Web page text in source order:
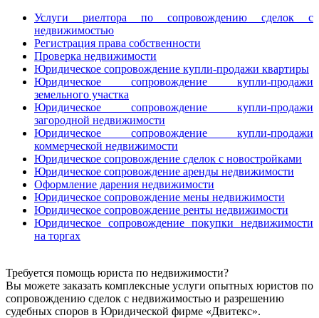
Услуги риелтора по сопровождению сделок с
недвижимостью
Регистрация права собственности
Проверка недвижимости
Юридическое сопровождение купли-продажи квартиры
Юридическое сопровождение купли-продажи
земельного участка
Юридическое сопровождение купли-продажи
загородной недвижимости
Юридическое сопровождение купли-продажи
коммерческой недвижимости
Юридическое сопровождение сделок с новостройками
Юридическое сопровождение аренды недвижимости
Оформление дарения недвижимости
Юридическое сопровождение мены недвижимости
Юридическое сопровождение ренты недвижимости
Юридическое сопровождение покупки недвижимости
на торгах
Требуется помощь юриста по недвижимости?
Вы можете заказать комплексные услуги опытных юристов по
сопровождению сделок с недвижимостью и разрешению
судебных споров в Юридической фирме «Двитекс».